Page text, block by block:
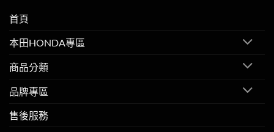
首頁
本田HONDA專區
商品分類
品牌專區
售後服務